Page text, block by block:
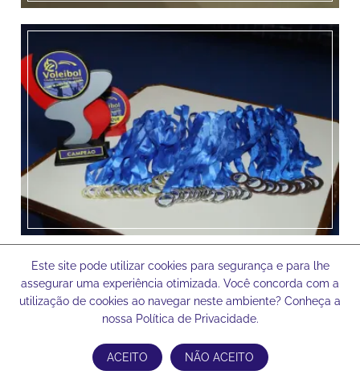
Este site pode utilizar cookies para segurança e para lhe
assegurar uma experiência otimizada. Você concorda com a
utilização de cookies ao navegar neste ambiente? Conheça a
nossa Política de Privacidade.
ACEITO NÃO ACEITO